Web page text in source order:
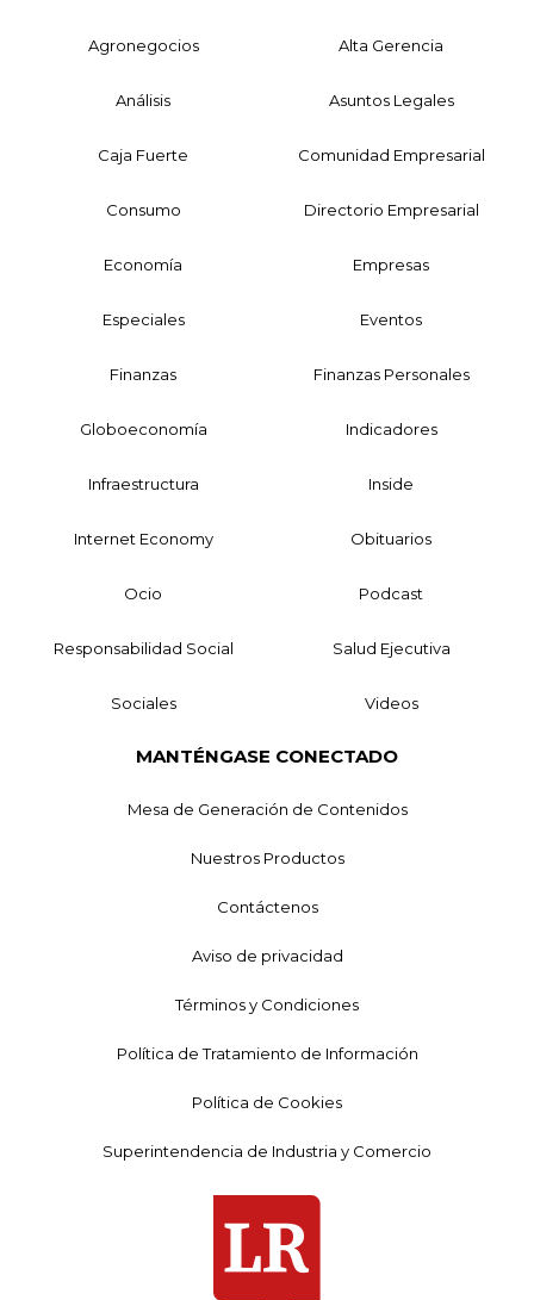
Agronegocios Alta Gerencia
Análisis Asuntos Legales
Caja Fuerte Comunidad Empresarial
Consumo Directorio Empresarial
Economía Empresas
Especiales Eventos
Finanzas Finanzas Personales
Globoeconomía Indicadores
Infraestructura Inside
Internet Economy Obituarios
Ocio Podcast
Responsabilidad Social Salud Ejecutiva
Sociales Videos
MANTÉNGASE CONECTADO
Mesa de Generación de Contenidos
Nuestros Productos
Contáctenos
Aviso de privacidad
Términos y Condiciones
Política de Tratamiento de Información
Política de Cookies
Superintendencia de Industria y Comercio